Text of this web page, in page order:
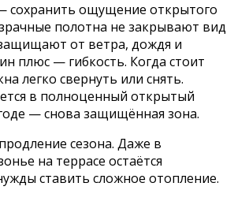
сохранить ощущение открытого
полотна не закрывают вид
от ветра, дождя и
плюс — гибкость. Когда стоит
легко свернуть или снять.
в полноценный открытый
— снова защищённая зона.
сезона. Даже в
на террасе остаётся
ставить сложное отопление.